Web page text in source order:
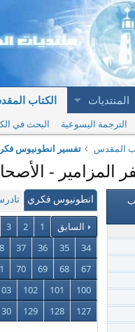
المنتديات الكتاب
الترجمة اليسوعية البحث في
المقدس تفسير انطونيوس
- الأصحاح 91 | تفسير انطونيوس
انطونيوس فكري
السابق 1
2
3
34
35
36
37
67
68
69
70
100
101
102
127
128
129